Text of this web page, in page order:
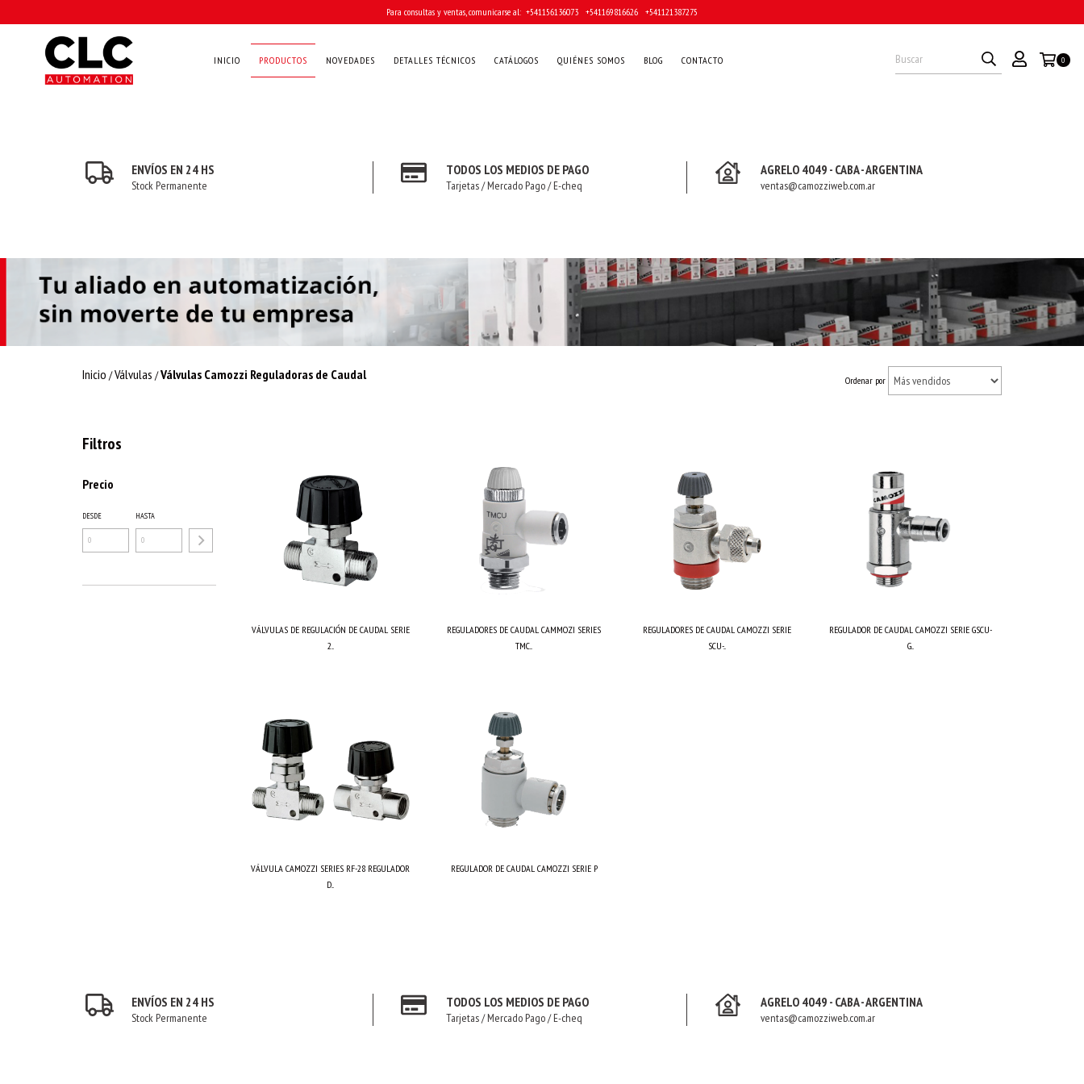
Para consultas y ventas, comunicarse al: ‎ +541156136073 ‎ ‎ +541169816626 ‎ ‎ +541121387275
INICIO PRODUCTOS NOVEDADES DETALLES TÉCNICOS CATÁLOGOS QUIÉNES SOMOS BLOG CONTACTO 0
ENVÍOS EN 24 HS
Stock Permanente
TODOS LOS MEDIOS DE PAGO
Tarjetas / Mercado Pago / E-cheq
AGRELO 4049 - CABA - ARGENTINA
ventas@camozziweb.com.ar
Inicio /Válvulas /Válvulas Camozzi Reguladoras de Caudal Ordenar por
Filtros
Precio
DESDE HASTA
VÁLVULAS DE REGULACIÓN DE CAUDAL SERIE
2...
REGULADORES DE CAUDAL CAMMOZI SERIES
TMC...
REGULADORES DE CAUDAL CAMOZZI SERIE
SCU-...
REGULADOR DE CAUDAL CAMOZZI SERIE GSCU-
G...
VÁLVULA CAMOZZI SERIES RF-28 REGULADOR
D...
REGULADOR DE CAUDAL CAMOZZI SERIE P
ENVÍOS EN 24 HS
Stock Permanente
TODOS LOS MEDIOS DE PAGO
Tarjetas / Mercado Pago / E-cheq
AGRELO 4049 - CABA - ARGENTINA
ventas@camozziweb.com.ar